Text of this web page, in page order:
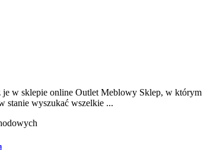
w sklepie online Outlet Meblowy Sklep, w
stanie wyszukać wszelkie ...